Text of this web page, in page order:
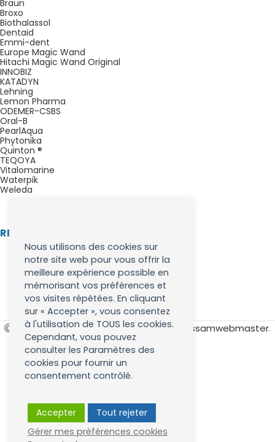
Braun
Broxo
Biothalassol
Dentaid
Emmi-dent
Europe Magic Wand
Hitachi Magic Wand Original
INNOBIZ
KATADYN
Lehning
Lemon Pharma
ODEMER-CSBS
Oral-B
PearlAqua
Phytonika
Quinton ®
TEQOYA
Vitalomarine
Waterpik
Weleda
RETROUVEZ NOUS SUR :
Les brosses à dents. Développé par Issamwebmaster.
Nous utilisons des cookies sur
notre site web pour vous offrir la
meilleure expérience possible en
mémorisant vos préférences et
vos visites répétées. En cliquant
sur « Accepter », vous consentez
à l'utilisation de TOUS les cookies.
Cependant, vous pouvez
consulter les Paramètres des
cookies pour fournir un
consentement contrôlé.
Accepter
Tout rejeter
Gérer mes préférences cookies